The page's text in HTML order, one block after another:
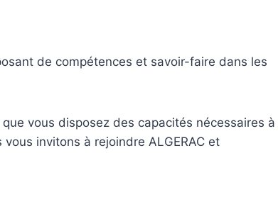
de compétences et savoir-faire dans les
vous disposez des capacités nécessaires à
invitons à rejoindre ALGERAC et